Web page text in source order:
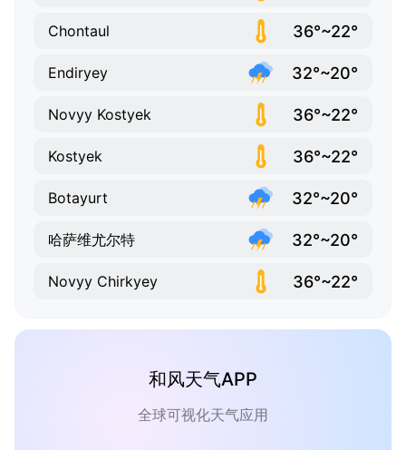
Chontaul 36°~22°
Endiryey 32°~20°
Novyy Kostyek 36°~22°
Kostyek 36°~22°
Botayurt 32°~20°
哈萨维尤尔特 32°~20°
Novyy Chirkyey 36°~22°
和风天气APP
全球可视化天气应用